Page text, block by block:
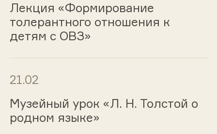
Лекция «Формирование
толерантного отношения к
детям с ОВЗ»
21.02
Музейный урок «Л. Н. Толстой о
родном языке»